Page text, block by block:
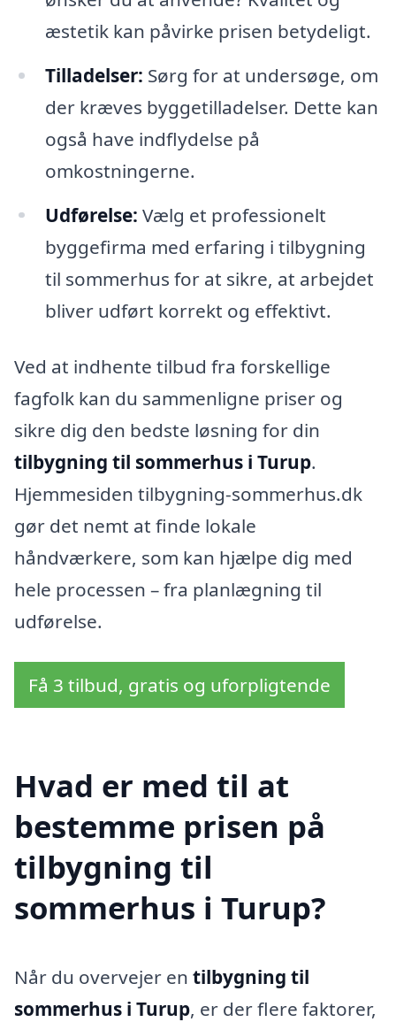
æstetik kan påvirke prisen betydeligt.
Tilladelser: Sørg for at undersøge, om
der kræves byggetilladelser. Dette kan
også have indflydelse på
omkostningerne.
Udførelse: Vælg et professionelt
byggefirma med erfaring i tilbygning
til sommerhus for at sikre, at arbejdet
bliver udført korrekt og effektivt.
Ved at indhente tilbud fra forskellige
fagfolk kan du sammenligne priser og
sikre dig den bedste løsning for din
tilbygning til sommerhus i Turup.
Hjemmesiden tilbygning-sommerhus.dk
gør det nemt at finde lokale
håndværkere, som kan hjælpe dig med
hele processen – fra planlægning til
udførelse.
Få 3 tilbud, gratis og uforpligtende
Hvad er med til at
bestemme prisen på
tilbygning til
sommerhus i Turup?
Når du overvejer en tilbygning til
sommerhus i Turup, er der flere faktorer,